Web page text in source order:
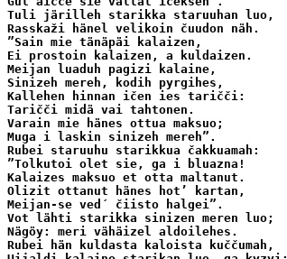
Tuli järilleh starikka staruuhan luo,
Rasskaži hänel velikoin čuudon näh.
”Sain mie tänäpäi kalaizen,
Ei prostoin kalaizen, a kuldaizen.
Meijan luaduh pagizi kalaine,
Sinizeh mereh, kodih pyrgihes,
Kallehen hinnan ičen ies taričči:
Taričči midä vai tahtonen.
Varain mie hänes ottua maksuo;
Muga i laskin sinizeh mereh”.
Rubei staruuhu starikkua čakkuamah:
”Tolkutoi olet sie, ga i bluazna!
Kalaizes maksuo et otta maltanut.
Olizit ottanut hänes hot’ kartan,
Meijan-se ved´ čiisto halgei”.
Vot lähti starikka sinizen meren luo;
Nägöy: meri vähäizel aldoilehes.
Rubei hän kuldasta kaloista kuččumah,